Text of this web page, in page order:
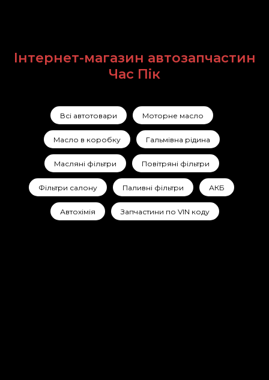
Інтернет-магазин автозапчастин
Час Пік
Всі автотовари Моторне масло
Масло в коробку Гальмівна рідина
Масляні фільтри Повітряні фільтри
Фільтри салону Паливні фільтри АКБ
Автохімія Запчастини по VIN коду